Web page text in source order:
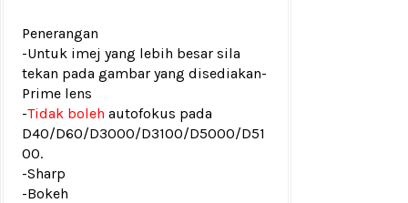
Penerangan
-Untuk imej yang lebih besar sila
tekan pada gambar yang disediakan-
Prime lens
-Tidak boleh autofokus pada
D40/D60/D3000/D3100/D5000/D51
00.
-Sharp
-Bokeh